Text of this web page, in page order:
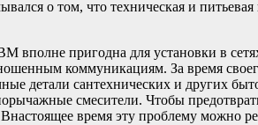
о том, что техническая и
вполне пригодна для установки в
коммуникациям. За время
детали сантехнических и других
смесители. Чтобы
время эту проблему можно